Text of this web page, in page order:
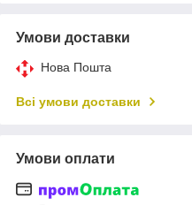
Умови доставки
Нова Пошта
Всі умови доставки
Умови оплати